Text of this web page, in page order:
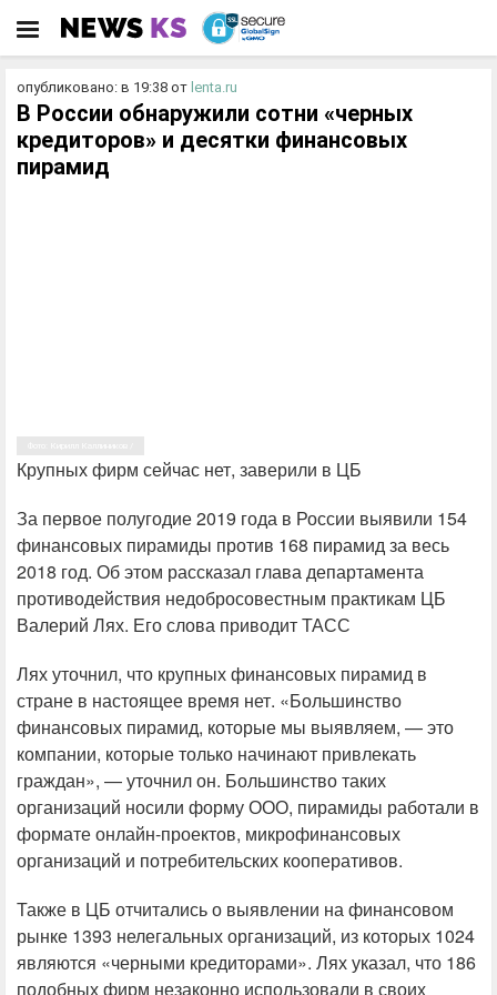
опубликовано: в 19:38 от lenta.ru
В России обнаружили сотни «черных
кредиторов» и десятки финансовых
пирамид
Крупных фирм сейчас нет, заверили в ЦБ
За первое полугодие 2019 года в России выявили 154
финансовых пирамиды против 168 пирамид за весь
2018 год. Об этом рассказал глава департамента
противодействия недобросовестным практикам ЦБ
Валерий Лях. Его слова приводит ТАСС
Лях уточнил, что крупных финансовых пирамид в
стране в настоящее время нет. «Большинство
финансовых пирамид, которые мы выявляем, — это
компании, которые только начинают привлекать
граждан», — уточнил он. Большинство таких
организаций носили форму ООО, пирамиды работали в
формате онлайн-проектов, микрофинансовых
организаций и потребительских кооперативов.
Также в ЦБ отчитались о выявлении на финансовом
рынке 1393 нелегальных организаций, из которых 1024
являются «черными кредиторами». Лях указал, что 186
подобных фирм незаконно использовали в своих